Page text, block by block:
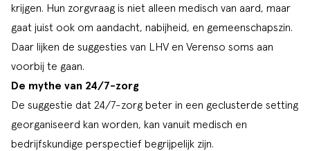
krijgen. Hun zorgvraag is niet alleen medisch van aard, maar
gaat juist ook om aandacht, nabijheid, en gemeenschapszin.
Daar lijken de suggesties van LHV en Verenso soms aan
voorbij te gaan.
De mythe van 24/7-zorg
De suggestie dat 24/7-zorg beter in een geclusterde setting
georganiseerd kan worden, kan vanuit medisch en
bedrijfskundige perspectief begrijpelijk zijn.